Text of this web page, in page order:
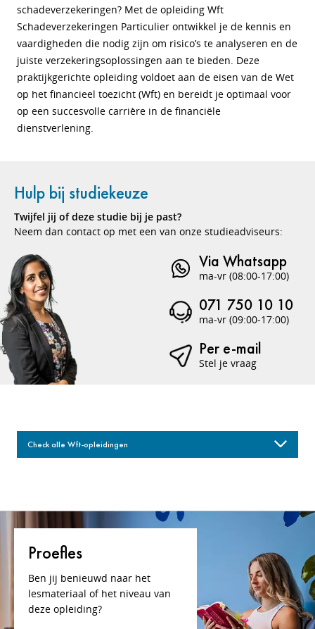
schadeverzekeringen? Met de opleiding Wft
Schadeverzekeringen Particulier ontwikkel je de kennis en
vaardigheden die nodig zijn om risico’s te analyseren en de
juiste verzekeringsoplossingen aan te bieden. Deze
praktijkgerichte opleiding voldoet aan de eisen van de Wet
op het financieel toezicht (Wft) en bereidt je optimaal voor
op een succesvolle carrière in de financiële
dienstverlening.
Hulp bij studiekeuze
Twijfel jij of deze studie bij je past?
Neem dan contact op met een van onze studieadviseurs:
Via Whatsapp
ma-vr (08:00-17:00)
071 750 10 10
ma-vr (09:00-17:00)
Per e-mail
Stel je vraag
Check alle Wft-opleidingen
Proefles
Ben jij benieuwd naar het
lesmateriaal of het niveau van
deze opleiding?